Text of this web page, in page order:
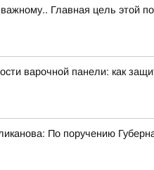
Главная цель этой
варочной панели: как
По поручению